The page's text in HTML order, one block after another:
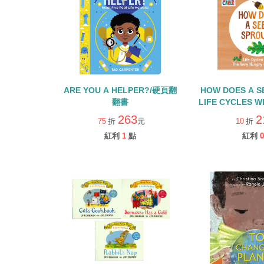
ARE YOU A HELPER?/硬頁翻
翻書
75 折 263元
紅利 1 點
HOW DOES A
LIFE CYCLES
HUNGRY
書
10 折
紅利 0